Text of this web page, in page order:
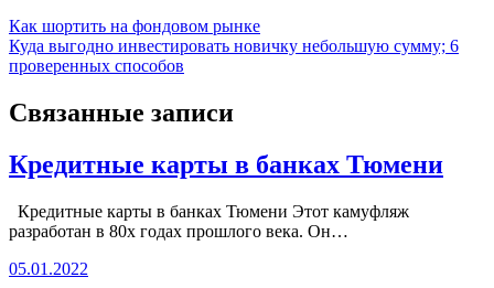
Навигация
по
Как шортить на фондовом рынке
Куда выгодно инвестировать новичку небольшую сумму; 6
проверенных способов
Связанные записи
Кредитные карты в банках Тюмени
Кредитные карты в банках Тюмени Этот камуфляж
разработан в 80х годах прошлого века. Он…
05.01.2022